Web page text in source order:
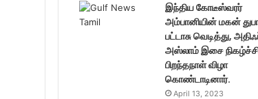
இந்திய கோடீஸ்வரர்
அம்பானியின் மகன்
பட்டாசு வெடித்து,
அஸ்லாம் இசை
பிறந்தநாள் விழா
கொண்டாடினார்.
April 13, 2023